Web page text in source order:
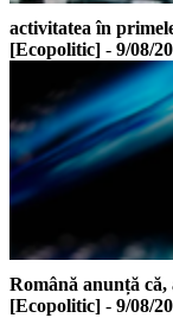
activitatea în
[Ecopolitic] - 9/08/
Română anunță
[Ecopolitic] - 9/08/